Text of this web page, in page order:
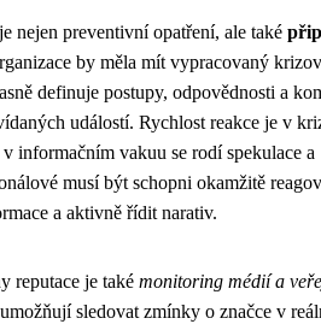
nejen preventivní opatření, ale také
by měla mít vypracovaný
definuje postupy, odpovědnosti a
událostí. Rychlost reakce je v
informačním vakuu se rodí spekulace a
musí být schopni okamžitě
a aktivně řídit narativ.
reputace je také monitoring médií a
sledovat zmínky o značce v